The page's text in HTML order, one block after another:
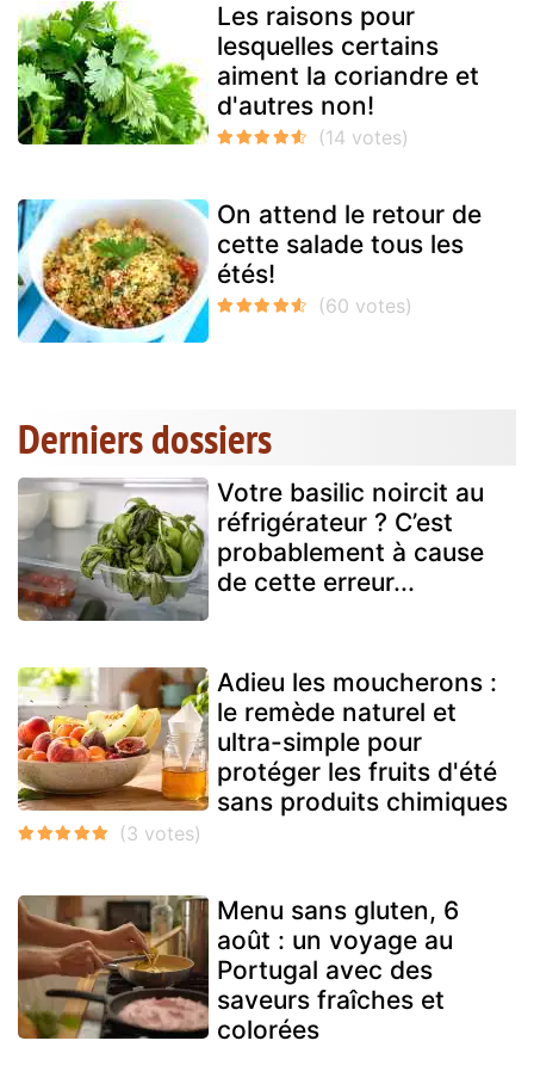
Les raisons pour
lesquelles certains
aiment la coriandre et
d'autres non!
On attend le retour de
cette salade tous les
étés!
Derniers dossiers
Votre basilic noircit au
réfrigérateur ? C’est
probablement à cause
de cette erreur...
Adieu les moucherons :
le remède naturel et
ultra-simple pour
protéger les fruits d'été
sans produits chimiques
Menu sans gluten, 6
août : un voyage au
Portugal avec des
saveurs fraîches et
colorées